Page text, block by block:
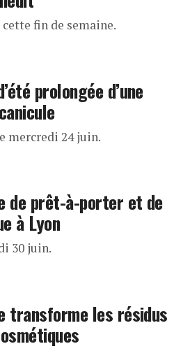
fin de semaine.
prolongée d’une
mercredi 24 juin.
de prêt-à-porter et de
à Lyon
30 juin.
transforme les résidus